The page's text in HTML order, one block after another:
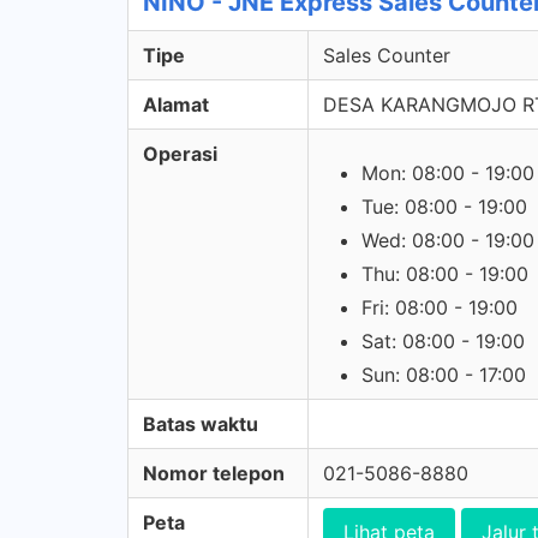
Tipe Sales Counter
Alamat DESA KARANGMOJO
Operasi
Mon: 08:00 - 19:00
Tue: 08:00 - 19:00
Wed: 08:00 - 19:00
Thu: 08:00 - 19:00
Fri: 08:00 - 19:00
Sat: 08:00 - 19:00
Sun: 08:00 - 17:00
Batas waktu
Nomor telepon 021-5086-8880
Peta Lihat peta Jalur